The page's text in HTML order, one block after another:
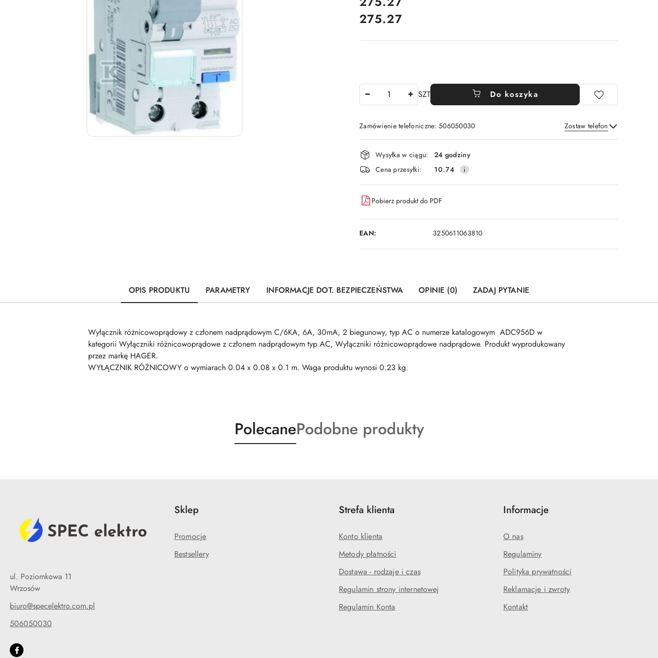
Cena:
275.27
SZT Do koszyka
Zamówienie telefoniczne: 506050030 Zostaw telefon
Wyślij
Dostępność
i
dostawa
Wysyłka w ciągu:
24 godziny
Cena przesyłki:
10.74
Pobierz produkt do PDF
EAN: 3250611063810
OPIS PRODUKTU PARAMETRY INFORMACJE DOT. BEZPIECZEŃSTWA OPINIE (0) ZADAJ PYTANIE
Wyłącznik różnicowoprądowy z członem nadprądowym C/6KA, 6A, 30mA, 2 biegunowy, typ AC o numerze katalogowym ADC956D w
kategorii Wyłączniki różnicowoprądowe z członem nadprądowym typ AC, Wyłączniki różnicowoprądowe nadprądowe. Produkt wyprodukowany
przez markę HAGER.
WYŁĄCZNIK RÓŻNICOWY o wymiarach 0.04 x 0.08 x 0.1 m. Waga produktu wynosi 0.23 kg.
Produkty
o
PolecaneProdukty
o
Podobne produkty
ul. Poziomkowa 11
Wrzosów
biuro@specelektro.com.pl
506050030
Sklep
Promocje
Bestsellery
Strefa klienta
Konto klienta
Metody płatności
Dostawa - rodzaje i czas
Regulamin strony internetowej
Regulamin Konta
Informacje
O nas
Regulaminy
Polityka prywatności
Reklamacje i zwroty
Kontakt